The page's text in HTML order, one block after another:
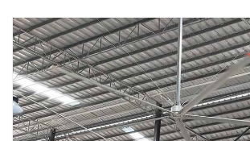
The bentuk keseluruhan adalah bernilai tinggi ...